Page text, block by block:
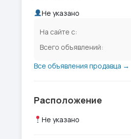
Не указано
На сайте с:
Всего объявлений:
Все объявления продавца →
Расположение
Не указано